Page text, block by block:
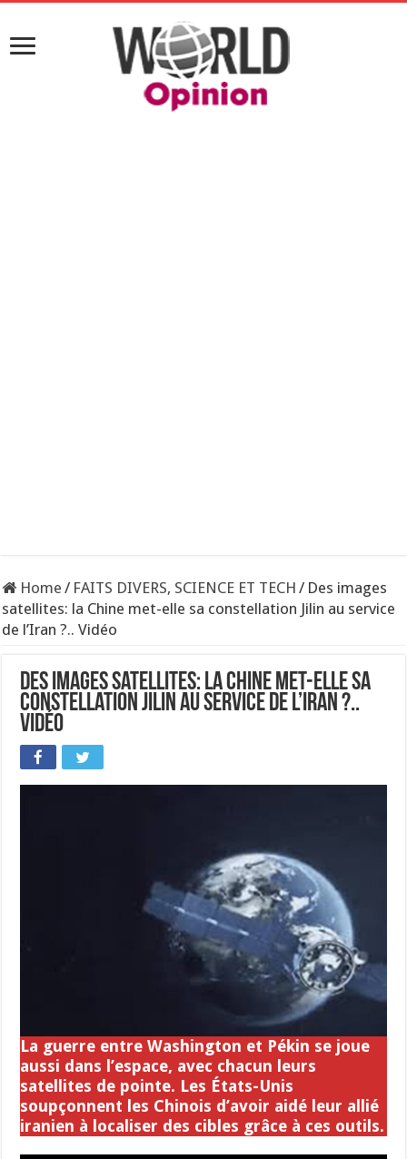
Home / FAITS DIVERS, SCIENCE ET TECH / Des images
satellites: la Chine met-elle sa constellation Jilin au service
de l’Iran ?.. Vidéo
Des images satellites: la Chine met-elle sa
constellation Jilin au service de l’Iran ?..
Vidéo
La guerre entre Washington et Pékin se joue
aussi dans l’espace, avec chacun leurs
satellites de pointe. Les États-Unis
soupçonnent les Chinois d’avoir aidé leur allié
iranien à localiser des cibles grâce à ces outils.